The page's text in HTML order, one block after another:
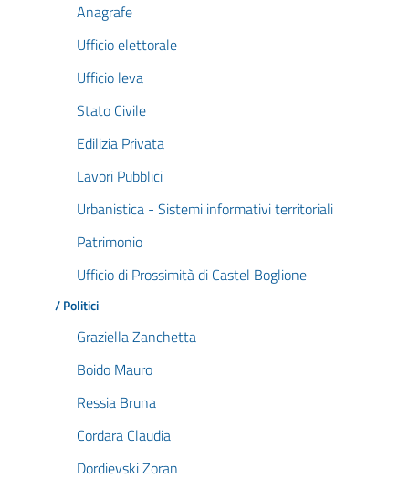
Anagrafe
Ufficio elettorale
Ufficio leva
Stato Civile
Edilizia Privata
Lavori Pubblici
Urbanistica - Sistemi informativi territoriali
Patrimonio
Ufficio di Prossimità di Castel Boglione
/ Politici
Graziella Zanchetta
Boido Mauro
Ressia Bruna
Cordara Claudia
Dordievski Zoran